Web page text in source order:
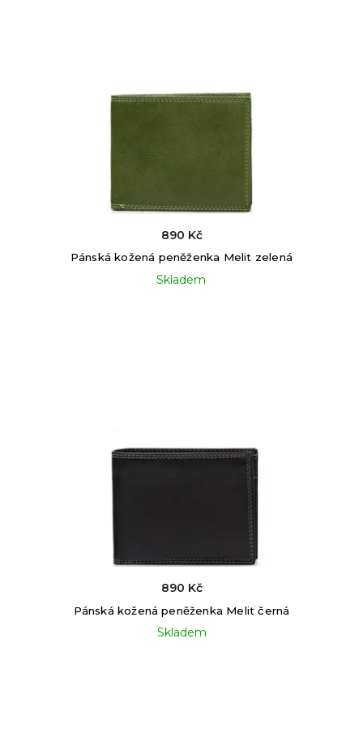
Pánská kožená peněženka Melit zelená
Skladem
890 Kč
Pánská kožená peněženka Melit černá
Skladem
890 Kč